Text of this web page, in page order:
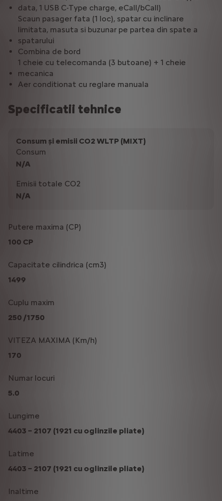
data, 1 USB C-Type charge, eCall/bCall)
Scaun pasager fata (1 loc), spatar cu inclinare
limitata, masuta si buzunar pe partea din spate a
spatarului
Combina de bord
1 cheie cu telecomanda (3 butoane) + 1 cheie
mecanica
Aer conditionat cu reglare manuala
Specificatii tehnice
Consum și emisii CO2 WLTP (MIXT)
Consum
N/A
Emisii totale CO2
N/A
Putere maxima (CP)
100 CP
Capacitate cilindrica (cm3)
1499
Cuplu maxim
250 /1750
VITEZA MAXIMA (Km/h)
170
Numar locuri
5.0
Lungime
4403 – 2107 (1921 cu oglinzile pliate)
Latime
4403 – 2107 (1921 cu oglinzile pliate)
Inaltime